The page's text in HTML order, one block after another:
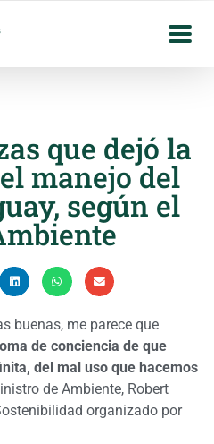
que dejó la
manejo del
según el
buenas, me parece que
de conciencia de que
del mal uso que hacemos
de Ambiente, Robert
organizado por